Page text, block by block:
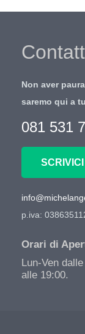
Non aver
saremo qui a
081 531
p.iva:
Orari di
Lun-Ven
alle 19:00.